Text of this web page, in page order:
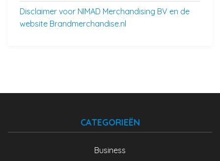
Disclaimer voor NIMAD Merchandising BV en de
website Brandmerchandise.nl
CATEGORIEËN
Business